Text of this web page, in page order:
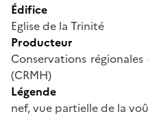
Édifice
Eglise de la Trinité
Producteur
Conservations
(CRMH)
Légende
nef, vue partielle de la